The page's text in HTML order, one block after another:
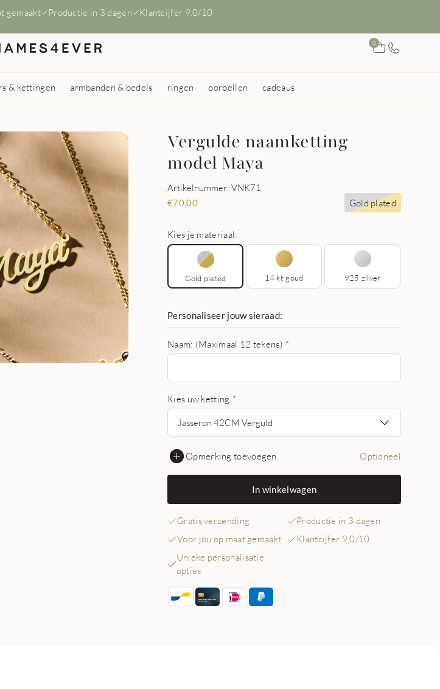
gemaakt Productie in 3 dagen Klantcijfer 9.0/10
0
& kettingen armbanden & bedels ringen oorbellen cadeaus
Vergulde naamketting
model Maya
Artikelnummer: VNK71
€70,00 Gold plated
Kies je materiaal:
Gold plated 14 kt goud 925 zilver
Personaliseer jouw sieraad:
Naam: (Maximaal 12 tekens) *
Kies uw ketting *
Jasseron 42CM Verguld
Opmerking toevoegen Optioneel
In winkelwagen
Gratis verzending
Productie in 3 dagen
Voor jou op maat gemaakt
Klantcijfer 9,0/10
Unieke personalisatie
opties